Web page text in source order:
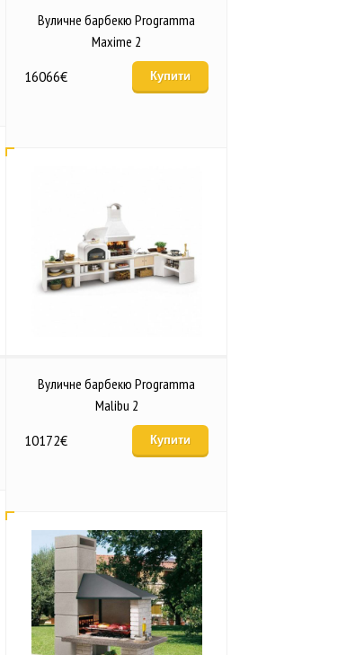
Вуличне барбекю Programma
Maxime 2
16066€ Купити
Вуличне барбекю Programma
Malibu 2
10172€ Купити